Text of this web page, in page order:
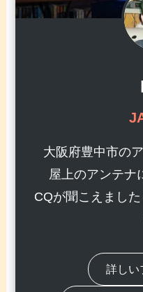
大阪府豊中市の
屋上のアンテナ
CQが聞こえまし
詳しい